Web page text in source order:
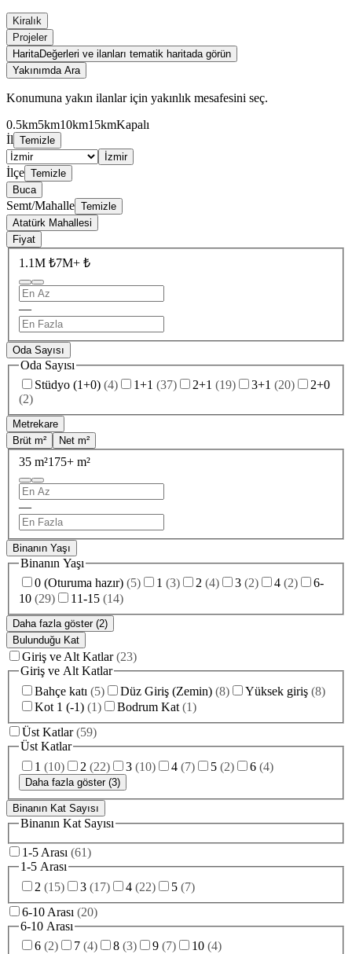
Kiralık
Projeler
HaritaDeğerleri ve ilanları tematik haritada görün
Yakınımda Ara
Konumuna yakın ilanlar için yakınlık mesafesini seç.
0.5km5km10km15kmKapalı
İl Temizle
İzmir
İlçe Temizle
Buca
Semt/Mahalle Temizle
Atatürk Mahallesi
Fiyat
1.1M ₺7M+ ₺
—
Oda Sayısı
Oda Sayısı
Stüdyo (1+0) (4) 1+1 (37) 2+1 (19) 3+1 (20)
2+0
(2)
Metrekare
Brüt m²
Net m²
35 m²175+ m²
—
Binanın Yaşı
Binanın Yaşı
0 (Oturuma hazır) (5) 1 (3) 2 (4) 3 (2) 4 (2)
6-
10 (29) 11-15 (14)
Daha fazla göster (2)
Bulunduğu Kat
Giriş ve Alt Katlar (23)
Giriş ve Alt Katlar
Bahçe katı (5) Düz Giriş (Zemin) (8) Yüksek giriş (8)
Kot 1 (-1) (1) Bodrum Kat (1)
Üst Katlar (59)
Üst Katlar
1 (10) 2 (22) 3 (10) 4 (7) 5 (2) 6 (4)
Daha fazla göster (3)
Binanın Kat Sayısı
Binanın Kat Sayısı
1-5 Arası (61)
1-5 Arası
2 (15) 3 (17) 4 (22) 5 (7)
6-10 Arası (20)
6-10 Arası
6 (2) 7 (4) 8 (3) 9 (7) 10 (4)